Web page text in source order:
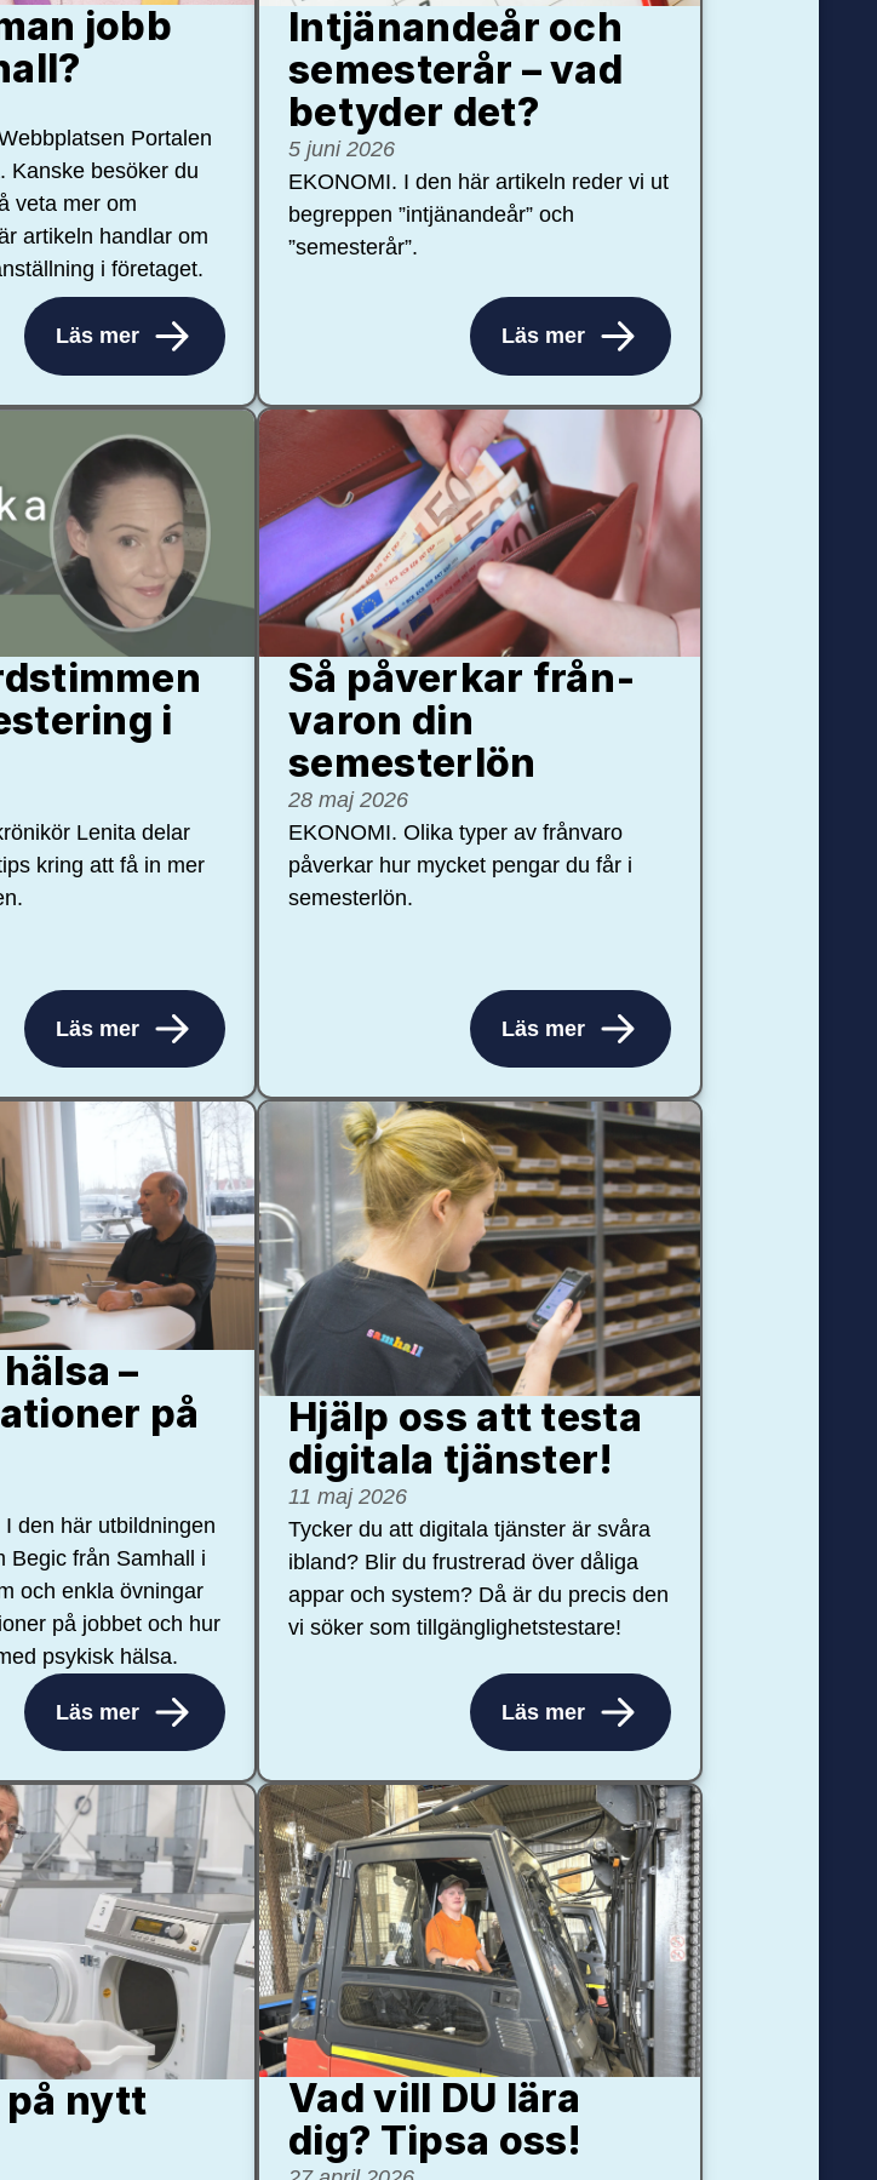
jobb
Portalen
Kanske besöker du
veta mer om
artikeln handlar om
i företaget.
Läs mer
Intjänandeår och
semesterår – vad
betyder det?
5 juni 2026
EKONOMI. I den här artikeln reder vi ut
begreppen ”intjänandeår” och
”semesterår”.
Läs mer
i
Lenita delar
kring att få in mer
Läs mer
Så påverkar från­
varon din
semester­lön
28 maj 2026
EKONOMI. Olika typer av frånvaro
påverkar hur mycket pengar du får i
semesterlön.
Läs mer
–
på
den här utbildningen
Begic från Samhall i
och enkla övningar
på jobbet och hur
psykisk hälsa.
Läs mer
Hjälp oss att testa
digitala tjänster!
11 maj 2026
Tycker du att digitala tjänster är svåra
ibland? Blir du frustrerad över dåliga
appar och system? Då är du precis den
vi söker som tillgänglighetstestare!
Läs mer
nytt
Vad vill DU lära
dig? Tipsa oss!